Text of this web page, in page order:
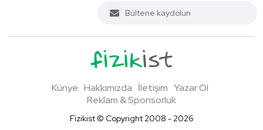
Künye Hakkımızda İletişim Yazar Ol
Reklam & Sponsorluk
Fizikist © Copyright 2008 - 2026